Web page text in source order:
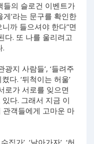
들의 슬로건 이벤트가
게’라는 문구를 확인한
까 들으셔야 한다”면
다. 또 나를 울리려고
.
광지 사람들’, ‘들려주
다. ‘뒤척이는 허울’
로가 서로를 잊으면
다. 그래서 지금 이
관객들에게 고마운 마